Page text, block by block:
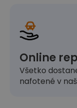
Online
Všetko
nafotené v